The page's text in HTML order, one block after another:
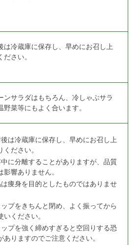
は冷蔵庫に保存し、早めにお召し上
ださい。
ンサラダはもちろん、冷しゃぶサラ
野菜等にもよく合います。
は冷蔵庫に保存し、早めにお召し上
ください。
に分離することがありますが、品質
影響ありません。
痩身を目的としたものではありませ
プをきちんと閉め、よく振ってから
いください。
プを強く締めすぎると空回りする恐
ありますのでご注意ください。